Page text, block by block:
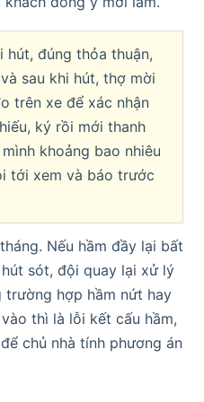
đúng thỏa thuận,
sau khi hút, thợ mời
trên xe để xác nhận
ký rồi mới thanh
khoảng bao nhiêu
tới xem và báo trước
Nếu hầm đầy lại bất
sót, đội quay lại xử lý
trường hợp hầm nứt hay
thì là lỗi kết cấu hầm,
chủ nhà tính phương án